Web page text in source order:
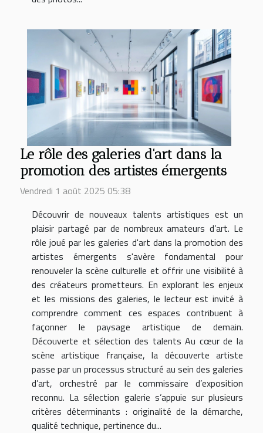
Le rôle des galeries d'art dans la
promotion des artistes émergents
Vendredi 1 août 2025 05:38
Découvrir de nouveaux talents artistiques est un
plaisir partagé par de nombreux amateurs d’art. Le
rôle joué par les galeries d'art dans la promotion des
artistes émergents s'avère fondamental pour
renouveler la scène culturelle et offrir une visibilité à
des créateurs prometteurs. En explorant les enjeux
et les missions des galeries, le lecteur est invité à
comprendre comment ces espaces contribuent à
façonner le paysage artistique de demain.
Découverte et sélection des talents Au cœur de la
scène artistique française, la découverte artiste
passe par un processus structuré au sein des galeries
d’art, orchestré par le commissaire d’exposition
reconnu. La sélection galerie s’appuie sur plusieurs
critères déterminants : originalité de la démarche,
qualité technique, pertinence du...